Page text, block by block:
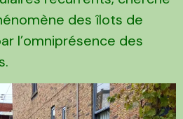
des îlots de
l’omniprésence des